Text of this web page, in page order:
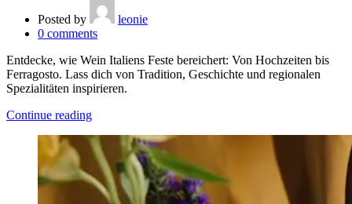
Posted by
leonie
0 comments
Entdecke, wie Wein Italiens Feste bereichert: Von Hochzeiten bis
Ferragosto. Lass dich von Tradition, Geschichte und regionalen
Spezialitäten inspirieren.
Continue reading